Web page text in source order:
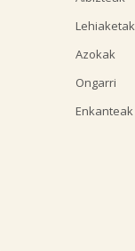
Lehiaketak
Azokak
Ongarri
Enkanteak